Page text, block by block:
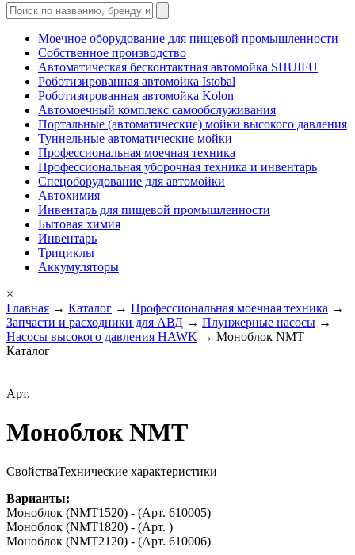
Моечное оборудование для пищевой промышленности
Собственное производство
Автоматическая бесконтактная автомойка SHUIFU
Роботизированная автомойка Istobal
Роботизированная автомойка Kolon
Автомоечный комплекс самообслуживания
Портальные (автоматические) мойки высокого давления
Туннельные автоматические мойки
Профессиональная моечная техника
Профессиональная уборочная техника и инвентарь
Спецоборудование для автомойки
Автохимия
Инвентарь для пищевой промышленности
Бытовая химия
Инвентарь
Трициклы
Аккумуляторы
×
Главная → Каталог → Профессиональная моечная техника →
Запчасти и расходники для АВД → Плунжерные насосы →
Насосы высокого давления HAWK → Моноблок NMT
Каталог
Арт.
Моноблок NMT
СвойстваТехнические характеристики
Варианты:
Моноблок (NMT1520) - (Арт. 610005)
Моноблок (NMT1820) - (Арт. )
Моноблок (NMT2120) - (Арт. 610006)